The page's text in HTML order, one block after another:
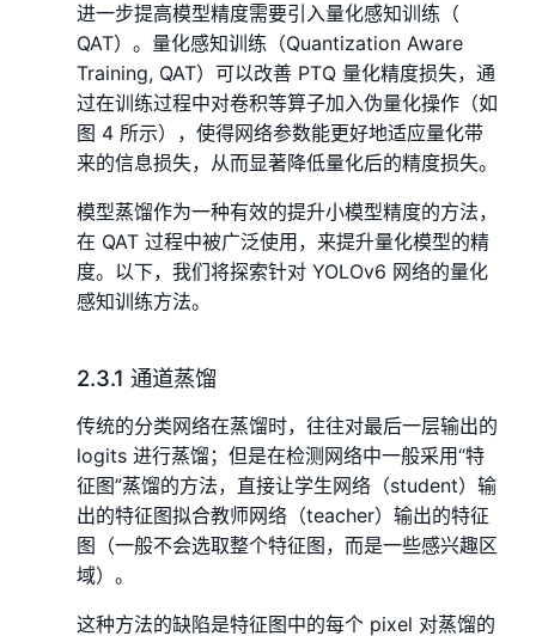
进一步提高模型精度需要引入量化感知训练（
QAT）。量化感知训练（Quantization Aware
Training, QAT）可以改善 PTQ 量化精度损失，通
过在训练过程中对卷积等算子加入伪量化操作（如
图 4 所示），使得网络参数能更好地适应量化带
来的信息损失，从而显著降低量化后的精度损失。
模型蒸馏作为一种有效的提升小模型精度的方法，
在 QAT 过程中被广泛使用，来提升量化模型的精
度。以下，我们将探索针对 YOLOv6 网络的量化
感知训练方法。
2.3.1 通道蒸馏
传统的分类网络在蒸馏时，往往对最后一层输出的
logits 进行蒸馏；但是在检测网络中一般采用“特
征图”蒸馏的方法，直接让学生网络（student）输
出的特征图拟合教师网络（teacher）输出的特征
图（一般不会选取整个特征图，而是一些感兴趣区
域）。
这种方法的缺陷是特征图中的每个 pixel 对蒸馏的